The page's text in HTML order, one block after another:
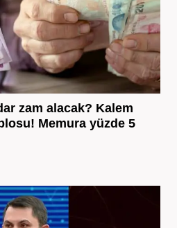
zam alacak? Kalem
Memura yüzde 5